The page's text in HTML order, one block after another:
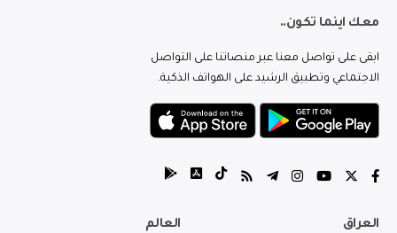
معك اينما تكون..
ابقى على تواصل معنا عبر منصاتنا على التواصل
الاجتماعي وتطبيق الرشيد على الهواتف الذكية.
العراق العالم